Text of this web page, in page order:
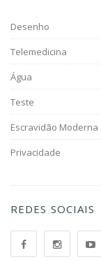
Desenho
Telemedicina
Água
Teste
Escravidão Moderna
Privacidade
REDES SOCIAIS